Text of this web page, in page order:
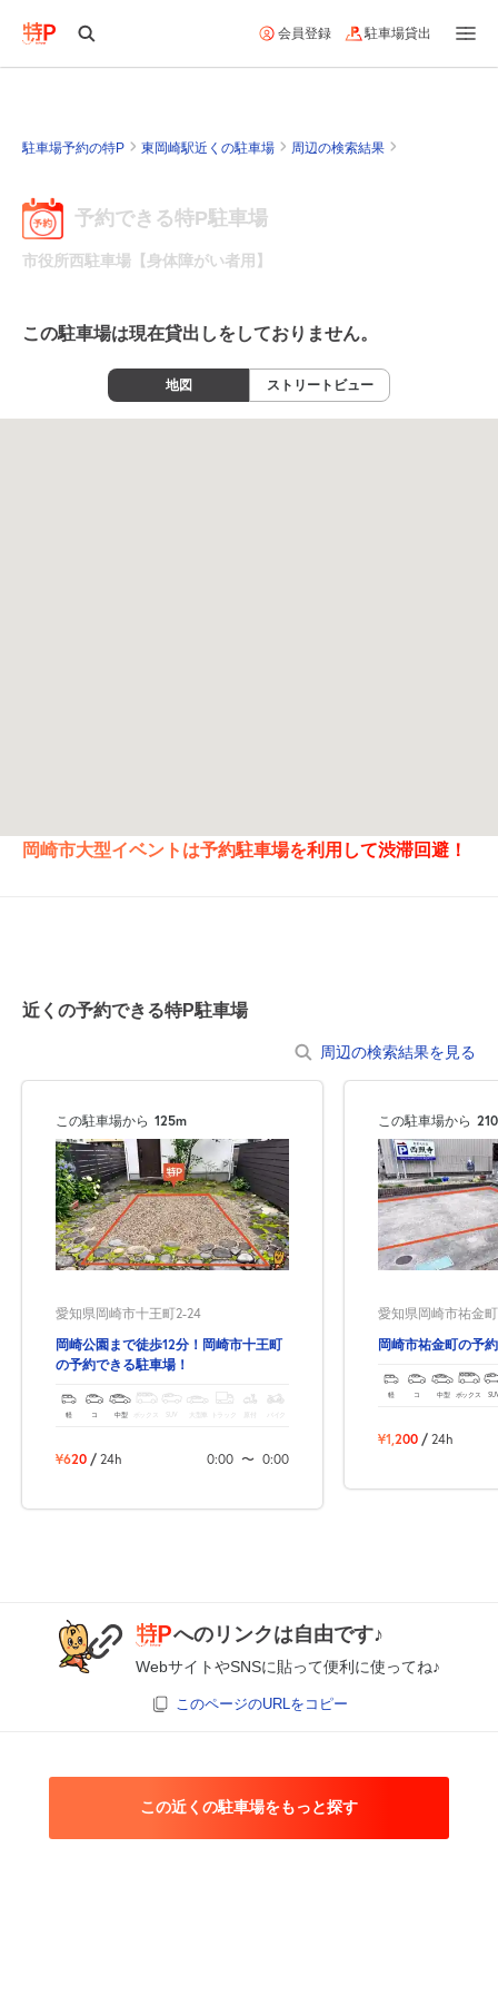
会員登録 駐車場貸出
駐車場予約の特P 東岡崎駅近くの駐車場 周辺の検索結果
予約できる特P駐車場
市役所西駐車場【身体障がい者用】
この駐車場は現在貸出しをしておりません。
地図 ストリートビュー
岡崎市大型イベントは予約駐車場を利用して渋滞回避！
近くの予約できる特P駐車場
周辺の検索結果を見る
この駐車場から 125m
愛知県岡崎市十王町2-24
岡崎公園まで徒歩12分！岡崎市十王町
の予約できる駐車場！
軽 コ 中型 ボックス SUV 大型車 トラック バイク
¥620 / 24h 0:00 〜 0:00
この駐車場から
愛知県岡崎市祐金
岡崎市祐金町の予
軽 コ 中型 ボックス
¥1,200 / 24h
へのリンクは自由です♪
WebサイトやSNSに貼って便利に使ってね♪
このページのURLをコピー
この近くの駐車場をもっと探す